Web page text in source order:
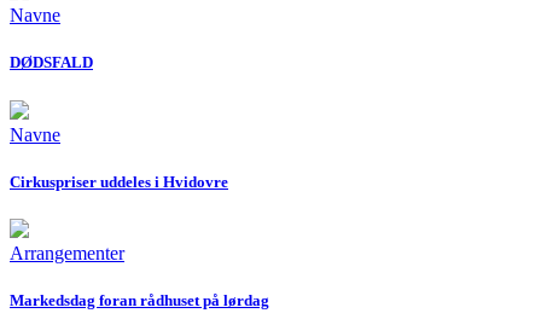
Navne
DØDSFALD
Navne
Cirkuspriser uddeles i Hvidovre
Arrangementer
Markedsdag foran rådhuset på lørdag